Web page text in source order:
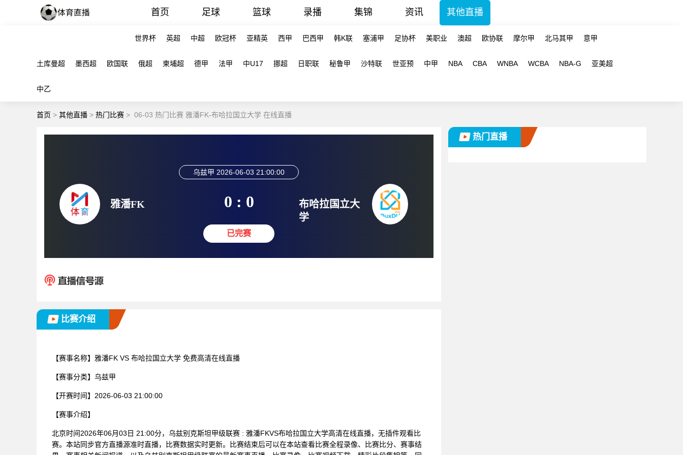
首页 足球 篮球 录播 集锦 资讯 其他直播
世界杯 英超 中超 欧冠杯 亚精英 西甲 巴西甲 韩K联 塞浦甲 足协杯 美职业 澳超 欧协联 摩尔甲 北马其甲 意甲
土库曼超 墨西超 欧国联 俄超 柬埔超 德甲 法甲 中U17 挪超 日职联 秘鲁甲 沙特联 世亚预 中甲 NBA CBA WNBA WCBA NBA-G 亚美超
中乙
首页 > 其他直播 > 热门比赛 > 06-03 热门比赛 雅潘FK-布哈拉国立大学 在线直播
雅潘FK
乌兹甲 2026-06-03 21:00:00
0 : 0
已完赛
布哈拉国立大
学
比赛介绍
【赛事名称】 雅潘FK VS 布哈拉国立大学 免费高清在线直播
【赛事分类】 乌兹甲
【开赛时间】 2026-06-03 21:00:00
【赛事介绍】
北京时间2026年06月03日 21:00分，乌兹别克斯坦甲级联赛 : 雅潘FKVS布哈拉国立大学高清在线直播，无插件观看比
赛。本站同步官方直播源准时直播，比赛数据实时更新。比赛结束后可以在本站查看比赛全程录像、比赛比分、赛事结
热门直播